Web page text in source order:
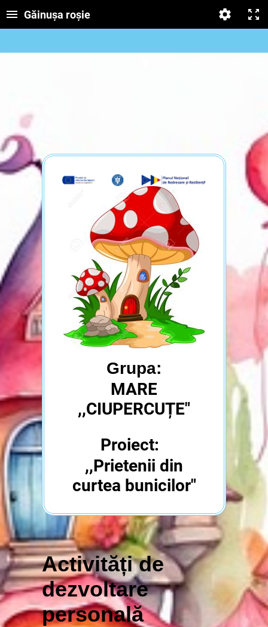
Găinușa roșie
Grupa:
MARE
,,CIUPERCUȚE"
Proiect:
,,Prietenii din
curtea bunicilor"
Activități de
dezvoltare
personală